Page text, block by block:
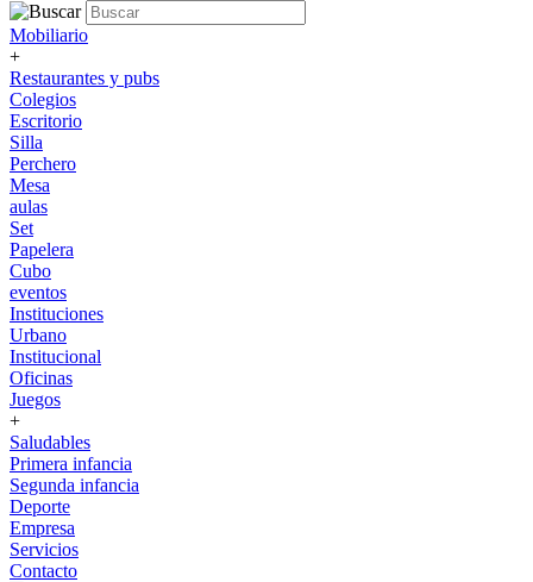
Mobiliario
+
Restaurantes y pubs
Colegios
Escritorio
Silla
Perchero
Mesa
aulas
Set
Papelera
Cubo
eventos
Instituciones
Urbano
Institucional
Oficinas
Juegos
+
Saludables
Primera infancia
Segunda infancia
Deporte
Empresa
Servicios
Contacto